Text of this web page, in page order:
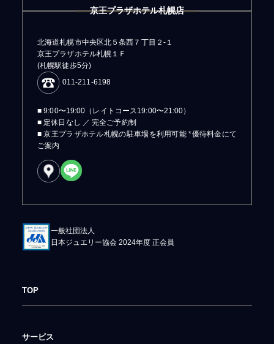
京王プラザホテル札幌店
北海道札幌市中央区北５条西７丁目２-１
京王プラザホテル札幌１Ｆ
(札幌駅徒歩5分)
011-211-6198
■ 9:00〜19:00（レイトコース19:00〜21:00）
■ 定休日なし ／ 完全ご予約制
■ 京王プラザホテル札幌の駐車場を利用可能 *優待料金にて
ご案内
一般社団法人
日本ジュエリー協会 2024年度 正会員
TOP
サービス